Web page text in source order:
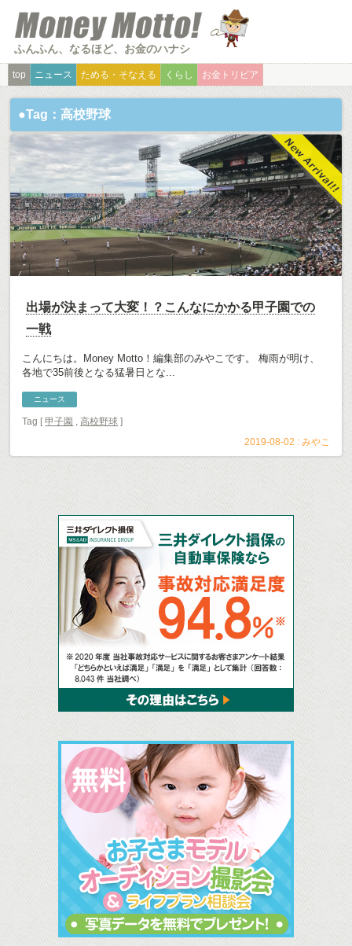
ふんふん、なるほど、お金のハナシ
top ニュース ためる・そなえる くらし お金トリビア
●Tag：高校野球
出場が決まって大変！？こんなにかかる甲子園での
一戦
こんにちは。Money Motto！編集部のみやこです。 梅雨が明け、
各地で35前後となる猛暑日とな...
ニュース
Tag [甲子園 ,高校野球 ]
2019-08-02 : みやこ